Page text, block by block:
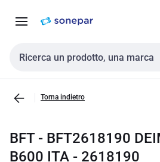
navigazione alla
Cerca input
Torna indietro
BFT - BFT2618190
B600 ITA - 2618190